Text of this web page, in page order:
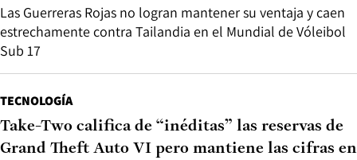
Las Guerreras Rojas no logran mantener su ventaja y caen
estrechamente contra Tailandia en el Mundial de Vóleibol
Sub 17
TECNOLOGÍA
Take-Two califica de “inéditas” las reservas de
Grand Theft Auto VI pero mantiene las cifras en